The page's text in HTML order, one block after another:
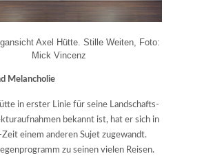
Axel Hütte. Stille Weiten, Foto:
Mick Vincenz
Melancholie
in erster Linie für seine Landschafts-
bekannt ist, hat er sich in
einem anderen Sujet zugewandt.
zu seinen vielen Reisen.